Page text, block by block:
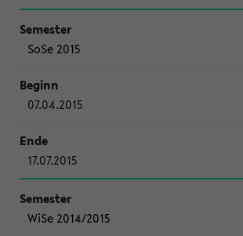
SoSe 2015
07.04.2015
17.07.2015
WiSe 2014/2015